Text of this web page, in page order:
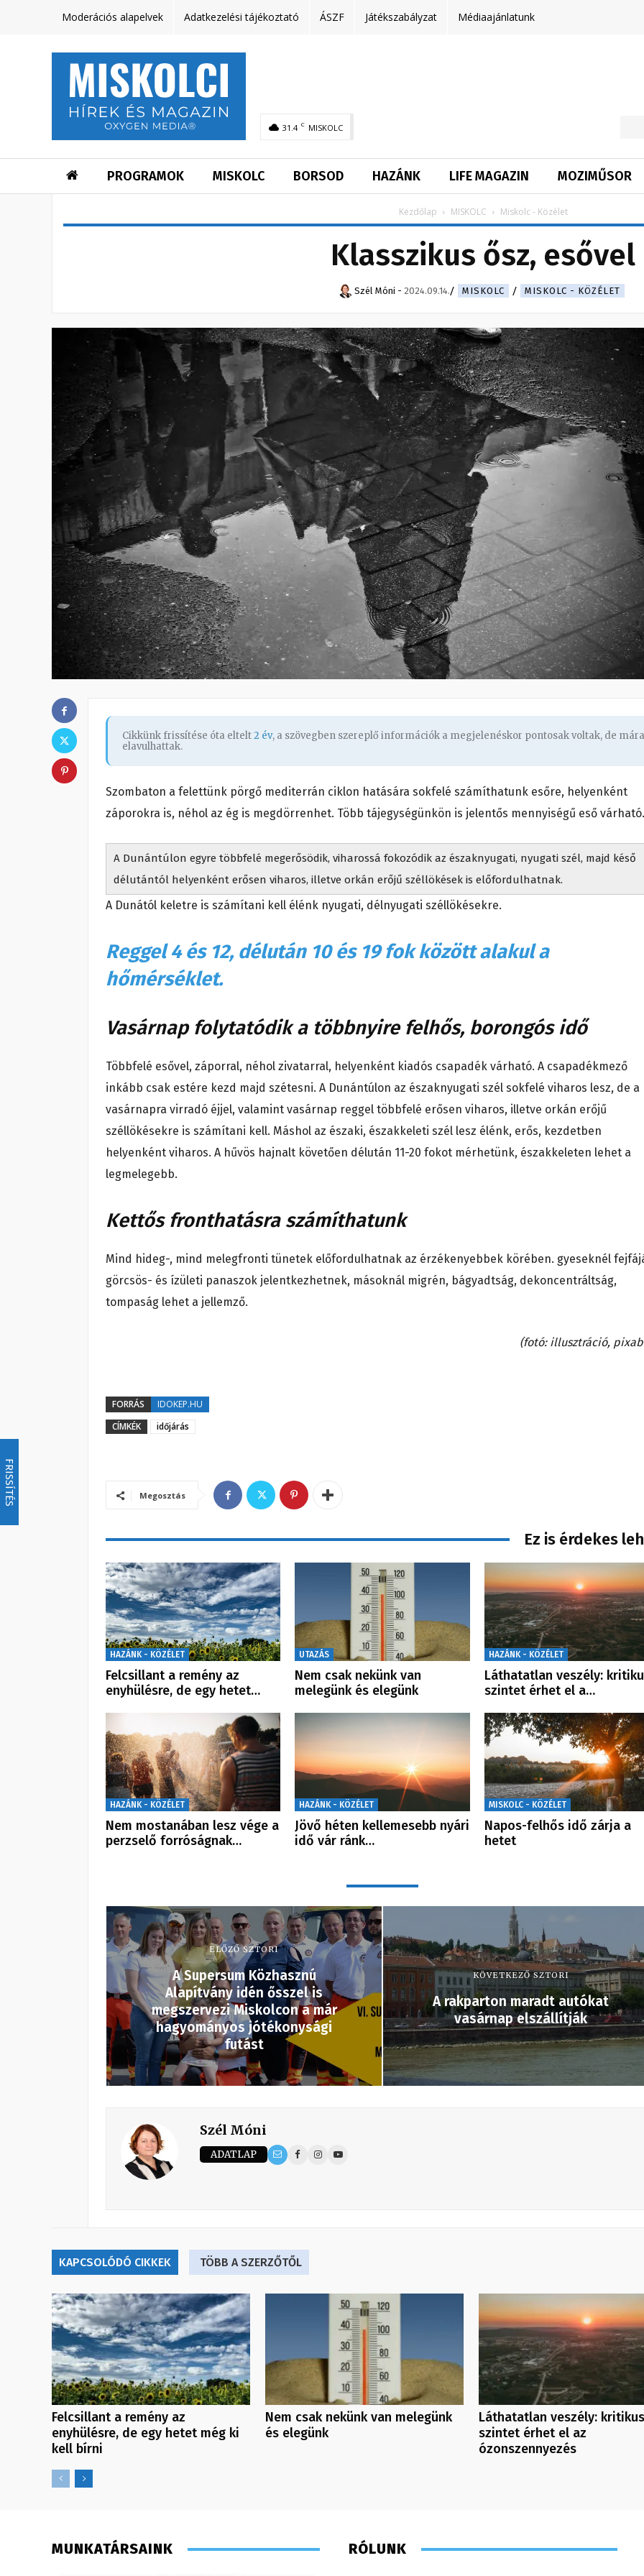
FRISSÍTÉS
Moderációs alapelvek Adatkezelési tájékoztató ÁSZF Játékszabályzat Médiaajánlatunk
31.4 C MISKOLC
PROGRAMOK MISKOLC BORSOD HAZÁNK LIFE MAGAZIN MOZIMŰSOR
Kezdőlap MISKOLC Miskolc - Közélet
Klasszikus ősz, esővel
Szél Móni - 2024.09.14. MISKOLC MISKOLC - KÖZÉLET
Cikkünk frissítése óta eltelt2 év, a szövegben szereplő információk a megjelenéskor pontosak voltak, de mára
elavulhattak.
Szombaton a felettünk pörgő mediterrán ciklon hatására sokfelé számíthatunk esőre, helyenként
záporokra is, néhol az ég is megdörrenhet. Több tájegységünkön is jelentős mennyiségű eső
A Dunántúlon egyre többfelé megerősödik, viharossá fokozódik az északnyugati, nyugati szél, majd késő
délutántól helyenként erősen viharos, illetve orkán erőjű széllökések is előfordulhatnak.
A Dunától keletre is számítani kell élénk nyugati, délnyugati széllökésekre.
Reggel 4 és 12, délután 10 és 19 fok között alakul a
hőmérséklet.
Vasárnap folytatódik a többnyire felhős, borongós idő
Többfelé esővel, záporral, néhol zivatarral, helyenként kiadós csapadék várható. A csapadékmező
inkább csak estére kezd majd szétesni. A Dunántúlon az északnyugati szél sokfelé viharos lesz, de a
vasárnapra virradó éjjel, valamint vasárnap reggel többfelé erősen viharos, illetve orkán erőjű
széllökésekre is számítani kell. Máshol az északi, északkeleti szél lesz élénk, erős, kezdetben
helyenként viharos. A hűvös hajnalt követően délután 11-20 fokot mérhetünk, északkeleten lehet a
legmelegebb.
Kettős fronthatásra számíthatunk
Mind hideg-, mind melegfronti tünetek előfordulhatnak az érzékenyebbek körében. gyeseknél
görcsös- és ízületi panaszok jelentkezhetnek, másoknál migrén, bágyadtság, dekoncentráltság,
tompaság lehet a jellemző.
(fotó: illusztráció,
FORRÁS
IDOKEP.HU
CÍMKÉK
időjárás
Megosztás
Ez is érdekes
HAZÁNK - KÖZÉLET
Felcsillant a remény az
enyhülésre, de egy hetet…
UTAZÁS
Nem csak nekünk van
melegünk és elegünk
HAZÁNK - KÖZÉLET
Láthatatlan veszély:
szintet érhet el a…
HAZÁNK - KÖZÉLET
Nem mostanában lesz vége a
perzselő forróságnak…
HAZÁNK - KÖZÉLET
Jövő héten kellemesebb nyári
idő vár ránk…
MISKOLC - KÖZÉLET
Napos-felhős idő zárja a
hetet
ELŐZŐ SZTORI
A Supersum Közhasznú
Alapítvány idén ősszel is
megszervezi Miskolcon a már
hagyományos jótékonysági
futást
KÖVETKEZŐ SZTORI
A rakparton maradt autókat
vasárnap elszállítják
Szél Móni
ADATLAP
KAPCSOLÓDÓ CIKKEK TÖBB A SZERZŐTŐL
Felcsillant a remény az
enyhülésre, de egy hetet még ki
kell bírni
Nem csak nekünk van melegünk
és elegünk
Láthatatlan veszély: kritikus
szintet érhet el az
ózonszennyezés
MUNKATÁRSAINK RÓLUNK